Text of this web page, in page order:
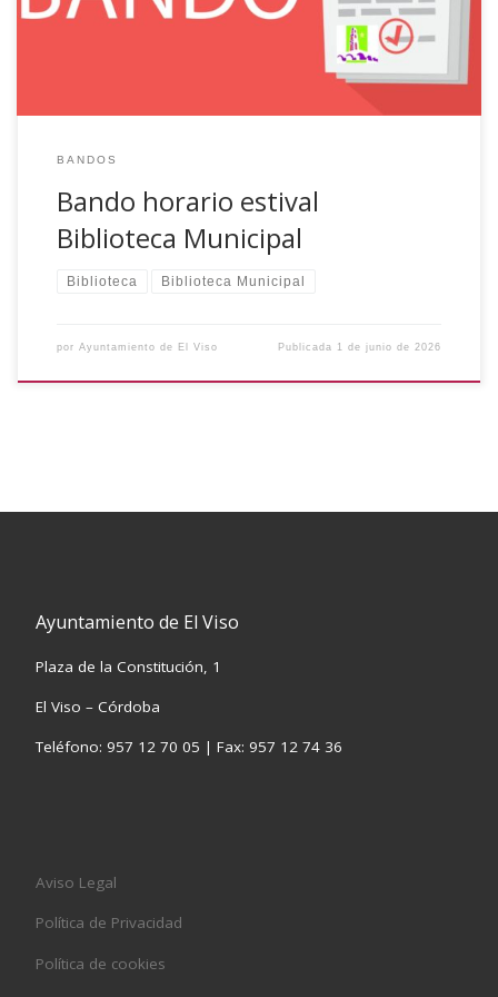
no estará disponible del 23 de julio al 31 […]
BANDOS
Bando horario estival
Biblioteca Municipal
Biblioteca Biblioteca Municipal
por Ayuntamiento de El Viso Publicada 1 de junio de 2026
Ayuntamiento de El Viso
Plaza de la Constitución, 1
El Viso – Córdoba
Teléfono: 957 12 70 05 | Fax: 957 12 74 36
Aviso Legal
Política de Privacidad
Política de cookies